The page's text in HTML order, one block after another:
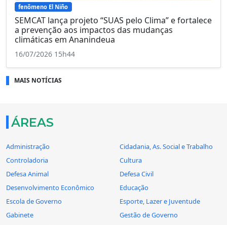
fenômeno El Niño
SEMCAT lança projeto “SUAS pelo Clima” e fortalece
a prevenção aos impactos das mudanças
climáticas em Ananindeua
16/07/2026 15h44
MAIS NOTÍCIAS
ÁREAS
Administração
Cidadania, As. Social e Trabalho
Controladoria
Cultura
Defesa Animal
Defesa Civil
Desenvolvimento Econômico
Educação
Escola de Governo
Esporte, Lazer e Juventude
Gabinete
Gestão de Governo